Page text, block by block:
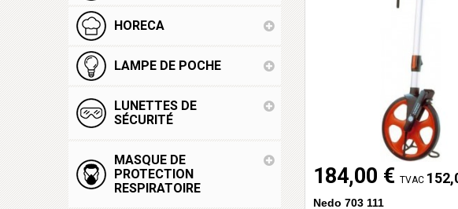
HORECA
LAMPE DE POCHE
LUNETTES DE
SÉCURITÉ
MASQUE DE
PROTECTION
RESPIRATOIRE
184,00 € TVAC
Nedo 703 111